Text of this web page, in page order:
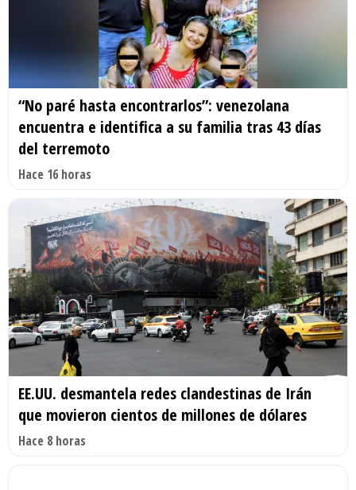
“No paré hasta encontrarlos”: venezolana
encuentra e identifica a su familia tras 43 días
del terremoto
Hace 16 horas
EE.UU. desmantela redes clandestinas de Irán
que movieron cientos de millones de dólares
Hace 8 horas